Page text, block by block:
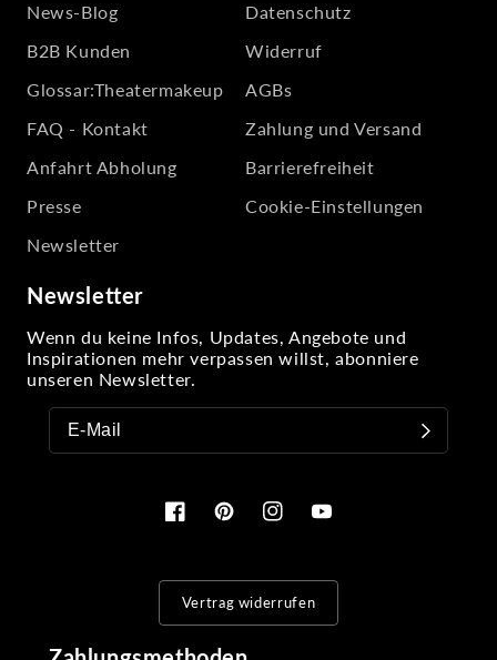
News-Blog
B2B Kunden
Glossar:Theatermakeup
FAQ - Kontakt
Anfahrt Abholung
Presse
Newsletter
Datenschutz
Widerruf
AGBs
Zahlung und Versand
Barrierefreiheit
Cookie-Einstellungen
Newsletter
Wenn du keine Infos, Updates, Angebote und
Inspirationen mehr verpassen willst, abonniere
unseren Newsletter.
FacebookPinterestInstagramYouTube
Vertrag widerrufen